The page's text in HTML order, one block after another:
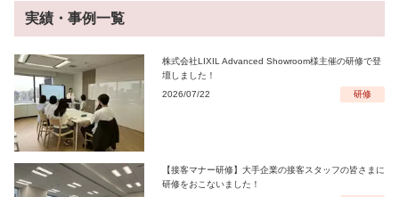
実績・事例一覧
株式会社LIXIL Advanced Showroom様主催の研修で登
壇しました！
2026/07/22
研修
【接客マナー研修】大手企業の接客スタッフの皆さまに
研修をおこないました！